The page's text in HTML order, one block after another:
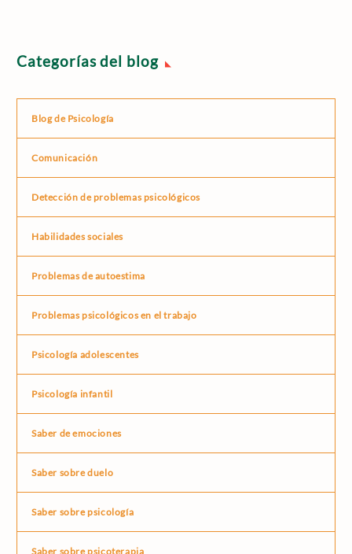
Categorías del blog
Blog de Psicología
Comunicación
Detección de problemas psicológicos
Habilidades sociales
Problemas de autoestima
Problemas psicológicos en el trabajo
Psicología adolescentes
Psicología infantil
Saber de emociones
Saber sobre duelo
Saber sobre psicología
Saber sobre psicoterapia